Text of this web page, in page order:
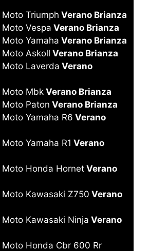
Moto Triumph Verano Brianza
Moto Vespa Verano Brianza
Yamaha Verano Brianza
Moto Askoll Verano Brianza
Moto Laverda Verano
Moto Mbk Verano Brianza
Moto Paton Verano Brianza
Yamaha R6 Verano
Yamaha R1 Verano
Moto Honda Hornet Verano
Moto Kawasaki Z750 Verano
Moto Kawasaki Ninja Verano
Moto Honda Cbr 600 Rr